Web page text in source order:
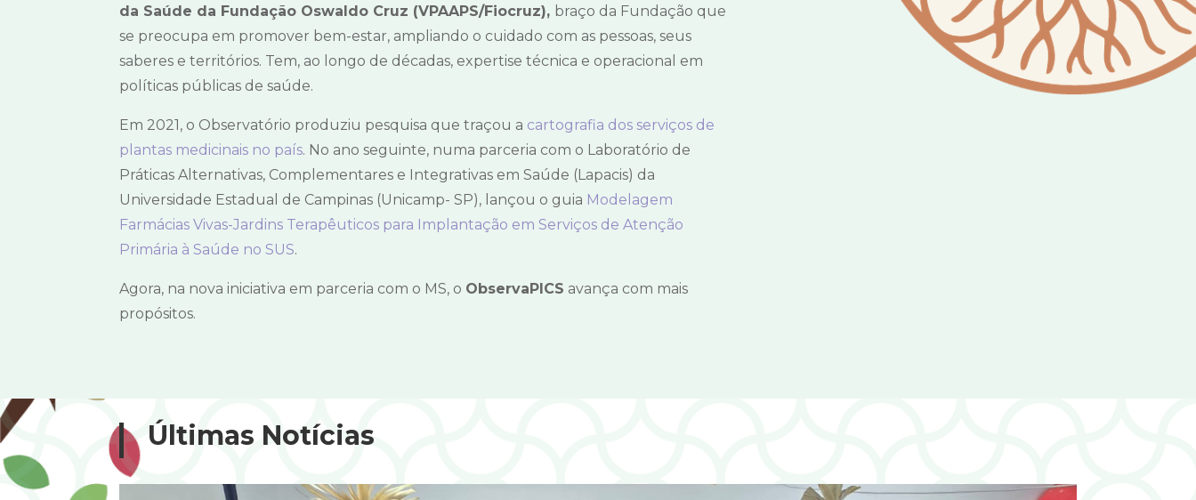
da Saúde da Fundação Oswaldo Cruz (VPAAPS/Fiocruz), braço da Fundação que
se preocupa em promover bem-estar, ampliando o cuidado com as pessoas, seus
saberes e territórios. Tem, ao longo de décadas, expertise técnica e operacional em
políticas públicas de saúde.
Em 2021, o Observatório produziu pesquisa que traçou a cartografia dos serviços de
plantas medicinais no país. No ano seguinte, numa parceria com o Laboratório de
Práticas Alternativas, Complementares e Integrativas em Saúde (Lapacis) da
Universidade Estadual de Campinas (Unicamp- SP), lançou o guia Modelagem
Farmácias Vivas-Jardins Terapêuticos para Implantação em Serviços de Atenção
Primária à Saúde no SUS.
Agora, na nova iniciativa em parceria com o MS, o ObservaPICS avança com mais
propósitos.
Últimas Notícias